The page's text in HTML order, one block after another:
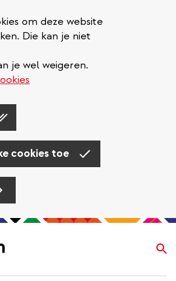
om deze website
Die kan je niet
je wel weigeren.
cookies toe